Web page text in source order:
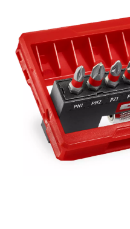
einfache Entnahme der Bits.
das 11-tlg. Bit-Set ideal für
Befestigungsarbeiten,